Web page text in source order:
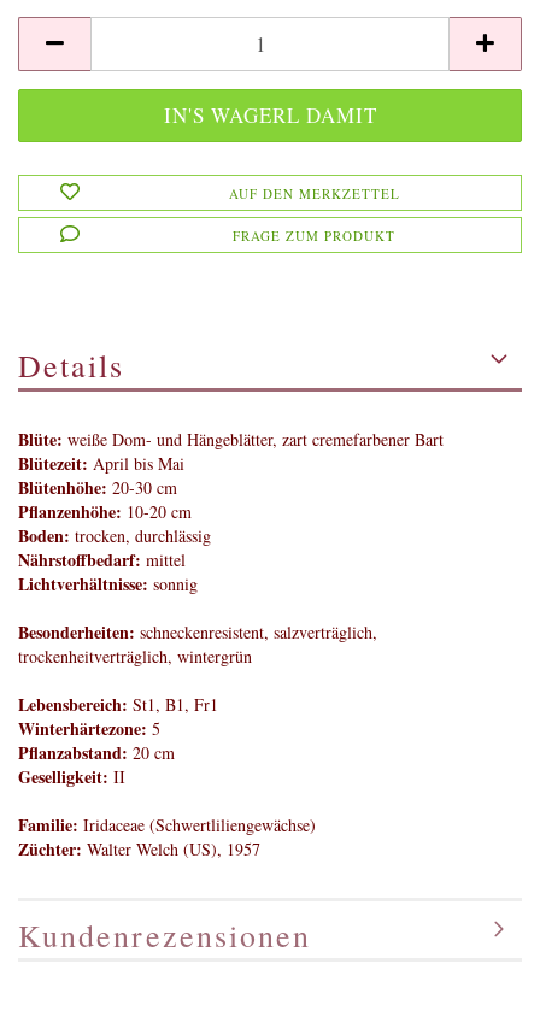
AUF DEN MERKZETTEL
FRAGE ZUM PRODUKT
Details
Blüte: weiße Dom- und Hängeblätter, zart cremefarbener Bart
Blütezeit: April bis Mai
Blütenhöhe: 20-30 cm
Pflanzenhöhe: 10-20 cm
Boden: trocken, durchlässig
Nährstoffbedarf: mittel
Lichtverhältnisse: sonnig
Besonderheiten: schneckenresistent, salzverträglich,
trockenheitverträglich, wintergrün
Lebensbereich: St1, B1, Fr1
Winterhärtezone: 5
Pflanzabstand: 20 cm
Geselligkeit: II
Familie: Iridaceae (Schwertliliengewächse)
Züchter: Walter Welch (US), 1957
Kundenrezensionen